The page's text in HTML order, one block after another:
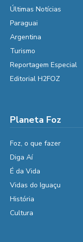
Últimas Notícias
Paraguai
Argentina
Turismo
Reportagem Especial
Editorial H2FOZ
Planeta Foz
Foz, o que fazer
Diga Aí
É da Vida
Vidas do Iguaçu
História
Cultura